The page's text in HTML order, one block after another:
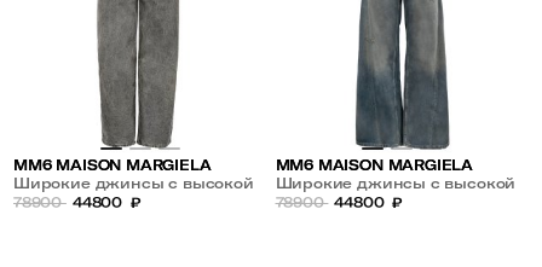
MM6 MAISON MARGIELA
Широкие джинсы с высокой
посадкой
78900 44800 ₽
MM6 MAISON MARGIELA
Широкие джинсы с высокой
посадкой
78900 44800 ₽